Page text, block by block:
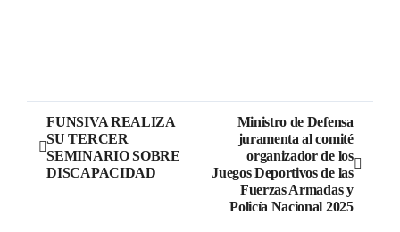
FUNSIVA REALIZA
SU TERCER
SEMINARIO SOBRE
DISCAPACIDAD
Ministro de Defensa
juramenta al comité
organizador de los
Juegos Deportivos de las
Fuerzas Armadas y
Policía Nacional 2025